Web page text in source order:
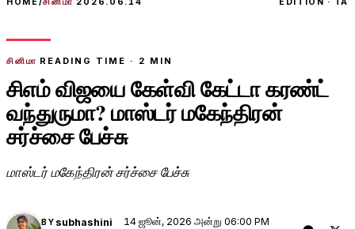
சினிமா READING TIME · 2 MIN
சிஎம் விஜயை கேள்வி கேட்டா கரண்ட்
வந்துருமா? மாஸ்டர் மகேந்திரன்
சர்ச்சை பேச்சு
மாஸ்டர் மகேந்திரன் சர்ச்சை பேச்சு
BY subhashini 14 ஜூன், 2026 அன்று 06:00 PM